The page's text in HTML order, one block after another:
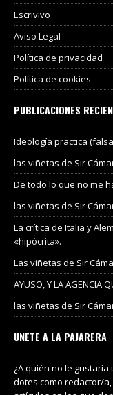
Escrivivo
Aviso Legal
Política de privacidad
Política de cookies
PUBLICACIONES
Ideología practica
las viñetas de Sir
De todo lo que no me
las viñetas de Sir
La crítica de Italia y
«hipócrita».
Las viñetas de Sir
AYUSO, Y LA AGENCIA
las viñetas de Sir
UNETE A LA PAJARERA
¿A quién no le
dotes como redactor/